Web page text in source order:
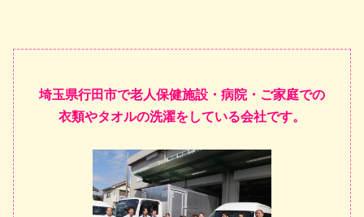
埼玉県行田市で老人保健施設・病院・ご家庭での
衣類やタオルの洗濯をしている会社です。